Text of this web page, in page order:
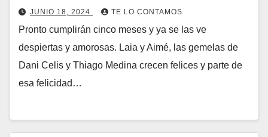
JUNIO 18, 2024 TE LO CONTAMOS
Pronto cumplirán cinco meses y ya se las ve
despiertas y amorosas. Laia y Aimé, las gemelas de
Dani Celis y Thiago Medina crecen felices y parte de
esa felicidad…